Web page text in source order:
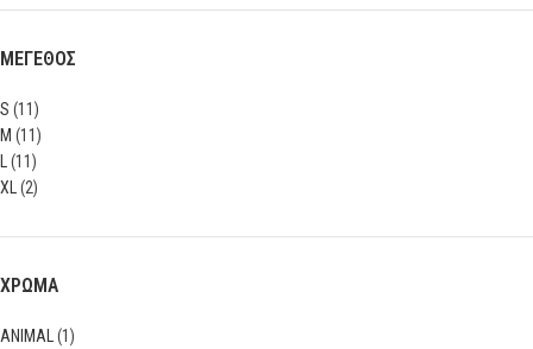
ΜΕΓΕΘΟΣ
S (11)
M (11)
(11)
XL
(2)
ΧΡΩΜΑ
ANIMAL
(1)